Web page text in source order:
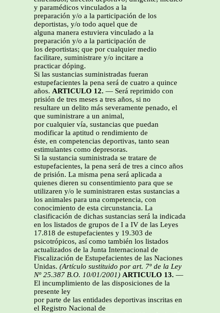
y paramédicos vinculados a la
preparación y/o a la participación de los
deportistas, y/o todo aquel que de
alguna manera estuviera vinculado a la
preparación y/o a la participación de
los deportistas; que por cualquier medio
facilitare, suministrare y/o incitare a
practicar dóping.
Si las sustancias suministradas fueran
estupefacientes la pena será de cuatro a quince
años. ARTICULO 12. — Será reprimido con
prisión de tres meses a tres años, si no
resultare un delito más severamente penado, el
que suministrare a un animal,
por cualquier vía, sustancias que puedan
modificar la aptitud o rendimiento de
éste, en competencias deportivas, tanto sean
estimulantes como depresoras.
Si la sustancia suministrada se tratare de
estupefacientes, la pena será de tres a cinco años
de prisión. La misma pena será aplicada a
quienes dieren su consentimiento para que se
utilizaren y/o le suministraren estas sustancias a
los animales para una competencia, con
conocimiento de esta circunstancia. La
clasificación de dichas sustancias será la indicada
en los listados de grupos de I a IV de las Leyes
17.818 de estupefacientes y 19.303 de
psicotrópicos, así como también los listados
actualizados de la Junta Internacional de
Fiscalización de Estupefacientes de las Naciones
Unidas. (Artículo sustituido por art. 7º de la Ley
Nº 25.387 B.O. 10/01/2001) ARTICULO 13. —
El incumplimiento de las disposiciones de la
presente ley
por parte de las entidades deportivas inscritas en
el Registro Nacional de